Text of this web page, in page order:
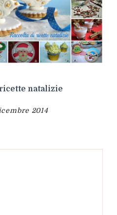
natalizie
2014